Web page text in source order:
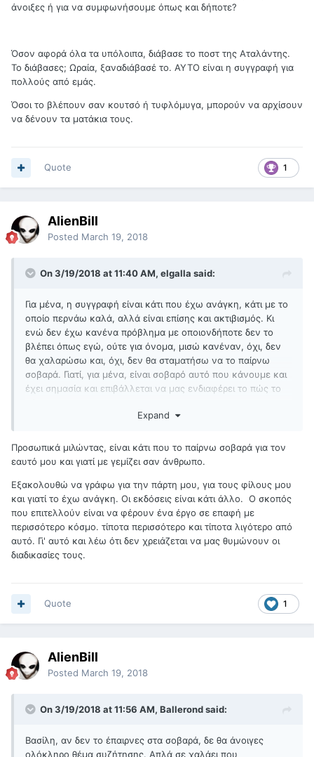
άνοιξες ή για να συμφωνήσουμε όπως και δήποτε?
Όσον αφορά όλα τα υπόλοιπα, διάβασε το ποστ της Αταλάντης.
Το διάβασες; Ωραία, ξαναδιάβασέ το. ΑΥΤΟ είναι η συγγραφή για
πολλούς από εμάς.
Όσοι το βλέπουν σαν κουτσό ή τυφλόμυγα, μπορούν να αρχίσουν
να δένουν τα ματάκια τους.
1
Quote
AlienBill
Posted March 19, 2018
On 3/19/2018 at 11:40 AM, elgalla said:
Για μένα, η συγγραφή είναι κάτι που έχω ανάγκη, κάτι με το
οποίο περνάω καλά, αλλά είναι επίσης και ακτιβισμός. Κι
ενώ δεν έχω κανένα πρόβλημα με οποιονδήποτε δεν το
βλέπει όπως εγώ, ούτε για όνομα, μισώ κανέναν, όχι, δεν
θα χαλαρώσω και, όχι, δεν θα σταματήσω να το παίρνω
σοβαρά. Γιατί, για μένα, είναι σοβαρό αυτό που κάνουμε και
έχει σημασία και επιβάλλεται να μας ενδιαφέρει το πώς το
Expand
Προσωπικά μιλώντας, είναι κάτι που το παίρνω σοβαρά για τον
εαυτό μου και γιατί με γεμίζει σαν άνθρωπο.
Εξακολουθώ να γράφω για την πάρτη μου, για τους φίλους μου
και γιατί το έχω ανάγκη. Οι εκδόσεις είναι κάτι άλλο. Ο σκοπός
που επιτελλούν είναι να φέρουν ένα έργο σε επαφή με
περισσότερο κόσμο. τίποτα περισσότερο και τίποτα λιγότερο από
αυτό. Γι' αυτό και λέω ότι δεν χρειάζεται να μας θυμώνουν οι
διαδικασίες τους.
1
Quote
AlienBill
Posted March 19, 2018
On 3/19/2018 at 11:56 AM, Ballerond said:
Βασίλη, αν δεν το έπαιρνες στα σοβαρά, δε θα άνοιγες
ολόκληρο θέμα συζήτησης. Απλά σε χαλάει που